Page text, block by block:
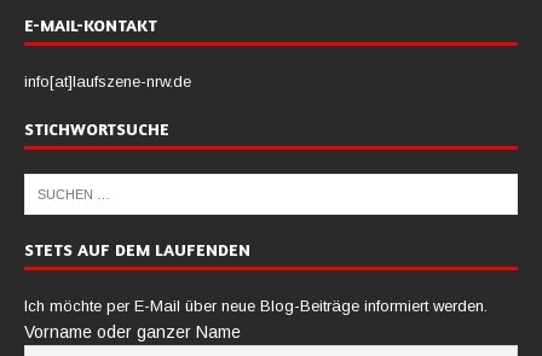
E-MAIL-KONTAKT
info[at]laufszene-nrw.de
STICHWORTSUCHE
STETS AUF DEM LAUFENDEN
Ich möchte per E-Mail über neue Blog-Beiträge informiert werden.
Vorname oder ganzer Name